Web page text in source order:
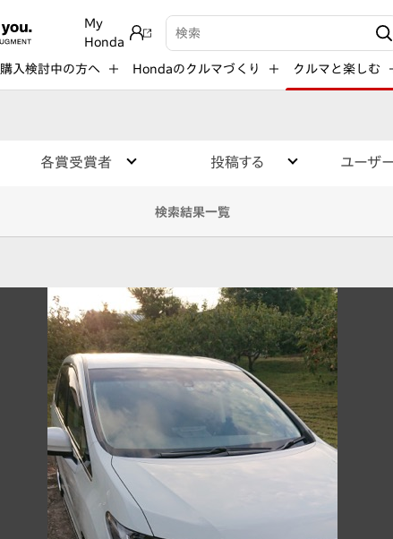
My
Honda
検索キーワード入力
購入検討中の方へ Hondaのクルマづくり クルマと楽しむ
各賞受賞者 投稿する ユーザ
検索結果一覧